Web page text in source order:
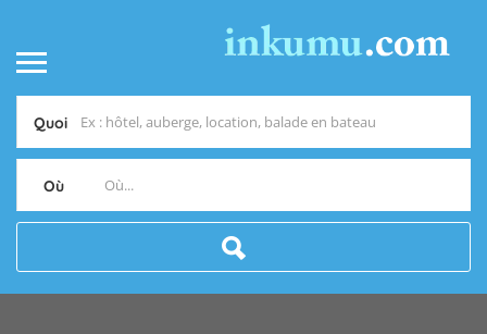
Quoi
Où